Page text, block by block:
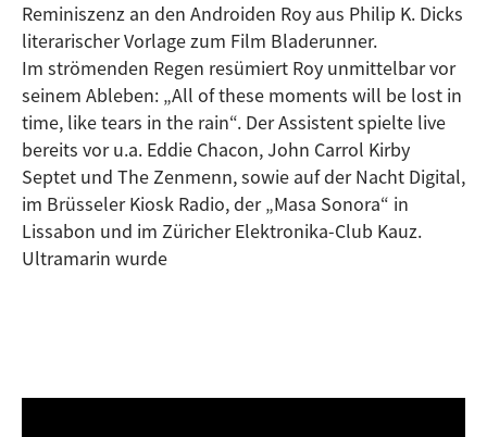
Reminiszenz an den Androiden Roy aus Philip K. Dicks
literarischer Vorlage zum Film Bladerunner.
Im strömenden Regen resümiert Roy unmittelbar vor
seinem Ableben: „All of these moments will be lost in
time, like tears in the rain“. Der Assistent spielte live
bereits vor u.a. Eddie Chacon, John Carrol Kirby
Septet und The Zenmenn, sowie auf der Nacht Digital,
im Brüsseler Kiosk Radio, der „Masa Sonora“ in
Lissabon und im Züricher Elektronika-Club Kauz.
Ultramarin wurde